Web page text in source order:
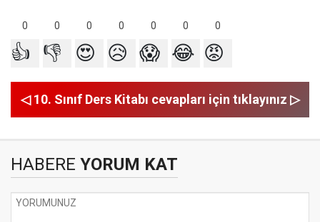
0 0 0 0 0 0 0
👍 👎 😍 😥 😱 😂 😡
◁ 10. Sınıf Ders Kitabı cevapları için tıklayınız ▷
HABERE YORUM KAT